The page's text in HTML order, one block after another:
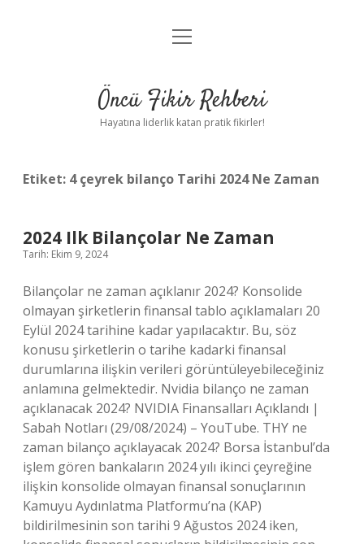
Anasayfa
Yasal Uyarı
menüyü
Öncü Fikir Rehberi
Hayatına liderlik katan pratik fikirler!
Etiket: 4 çeyrek bilanço Tarihi 2024 Ne Zaman
2024 Ilk Bilançolar Ne Zaman
Tarih: Ekim 9, 2024
Bilançolar ne zaman açıklanır 2024? Konsolide
olmayan şirketlerin finansal tablo açıklamaları 20
Eylül 2024 tarihine kadar yapılacaktır. Bu, söz
konusu şirketlerin o tarihe kadarki finansal
durumlarına ilişkin verileri görüntüleyebileceğiniz
anlamına gelmektedir. Nvidia bilanço ne zaman
açıklanacak 2024? NVIDIA Finansalları Açıklandı |
Sabah Notları (29/08/2024) – YouTube. THY ne
zaman bilanço açıklayacak 2024? Borsa İstanbul’da
işlem gören bankaların 2024 yılı ikinci çeyreğine
ilişkin konsolide olmayan finansal sonuçlarının
Kamuyu Aydınlatma Platformu’na (KAP)
bildirilmesinin son tarihi 9 Ağustos 2024 iken,